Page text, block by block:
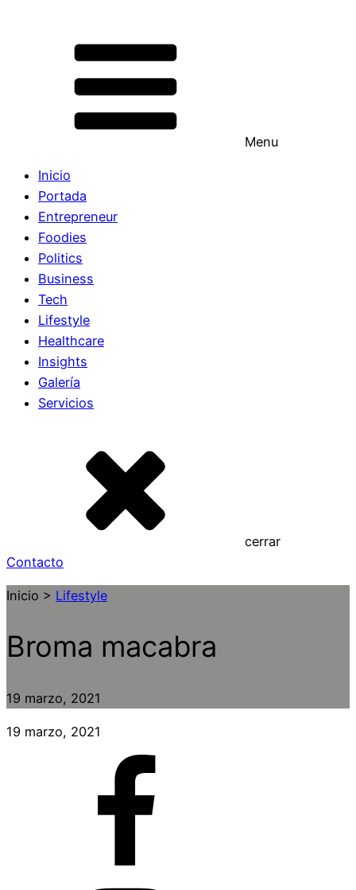
Menu
Inicio
Portada
Entrepreneur
Foodies
Politics
Business
Tech
Lifestyle
Healthcare
Insights
Galería
Servicios
cerrar
Contacto
Inicio > Lifestyle
Broma macabra
19 marzo, 2021
19 marzo, 2021